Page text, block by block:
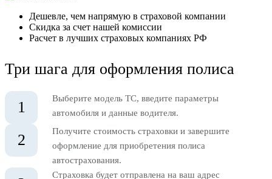
Дешевле, чем напрямую в страховой компании
Скидка за счет нашей комиссии
Расчет в лучших страховых компаниях РФ
Три шага для оформления полиса
1
Выберите модель ТС, введите параметры
автомобиля и данные водителя.
2
Получите стоимость страховки и завершите
оформление для приобретения полиса
автострахования.
Страховка будет отправлена на ваш адрес